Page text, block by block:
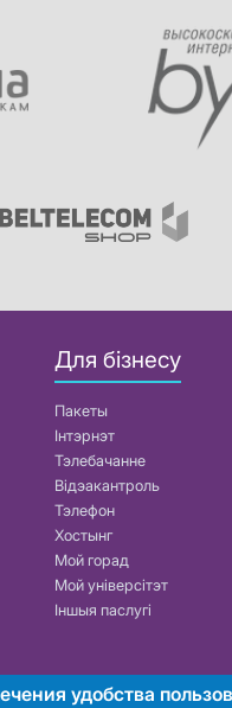
Для бізнесу
Пакеты
Інтэрнэт
Тэлебачанне
Відэакантроль
Тэлефон
Хостынг
Мой горад
Мой універсітэт
Іншыя паслугі
удобства